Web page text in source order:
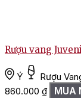
Rượu vang
Ý Rượu
860.000 ₫ MUA